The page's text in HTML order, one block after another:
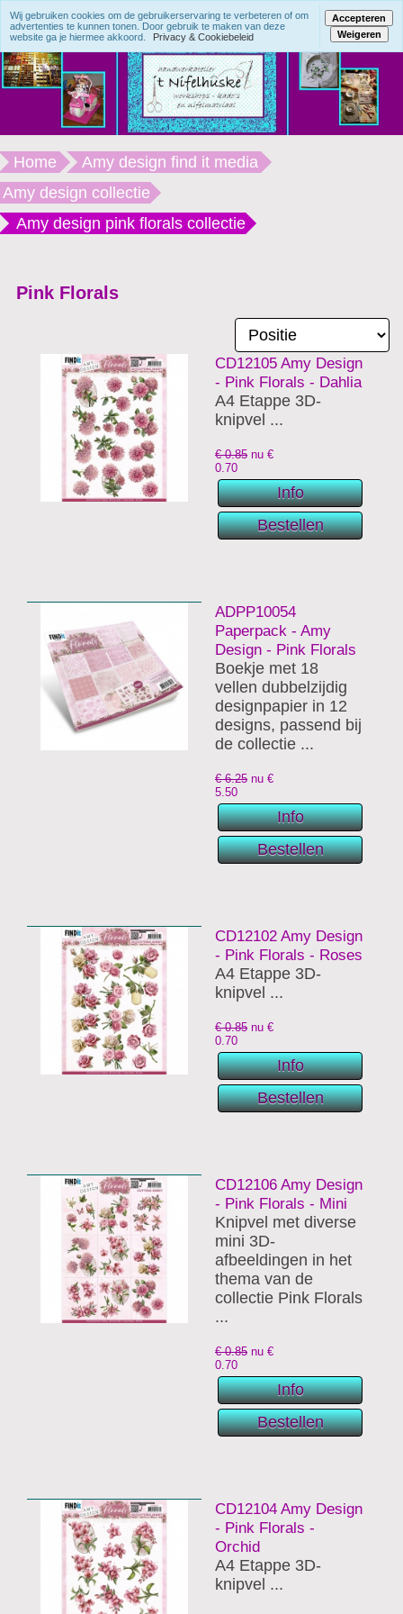
Home
Amy design find it media
Amy design collectie
Amy design pink florals collectie
Pink Florals
CD12105 Amy Design
- Pink Florals - Dahlia
A4 Etappe 3D-
knipvel ...
€ 0.85 nu €
0.70
ADPP10054
Paperpack - Amy
Design - Pink Florals
Boekje met 18
vellen dubbelzijdig
designpapier in 12
designs, passend bij
de collectie ...
€ 6.25 nu €
5.50
CD12102 Amy Design
- Pink Florals - Roses
A4 Etappe 3D-
knipvel ...
€ 0.85 nu €
0.70
CD12106 Amy Design
- Pink Florals - Mini
Knipvel met diverse
mini 3D-
afbeeldingen in het
thema van de
collectie Pink Florals
...
€ 0.85 nu €
0.70
CD12104 Amy Design
- Pink Florals -
Orchid
A4 Etappe 3D-
knipvel ...
Wij gebruiken cookies om de gebruikerservaring te verbeteren of om
advertenties te kunnen tonen. Door gebruik te maken van deze
website ga je hiermee akkoord.
Privacy & Cookiebeleid
Accepteren
Weigeren